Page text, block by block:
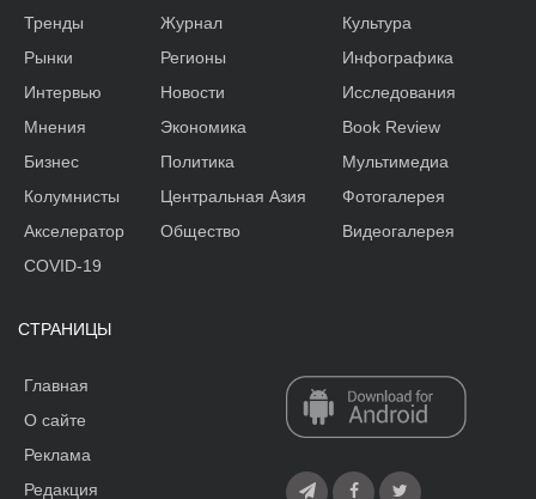
Тренды
Рынки
Интервью
Мнения
Бизнес
Колумнисты
Акселератор
Журнал
Регионы
Новости
Экономика
Политика
Центральная Азия
Общество
Культура
Инфографика
Исследования
Book Review
Мультимедиа
Фотогалерея
Видеогалерея
COVID-19
СТРАНИЦЫ
Главная
О сайте
Реклама
Редакция